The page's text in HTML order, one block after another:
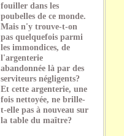
fouiller dans les
poubelles de ce monde.
Mais n'y trouve-t-on
pas quelquefois parmi
les immondices, de
l'argenterie
abandonnée là par des
serviteurs négligents?
Et cette argenterie, une
fois nettoyée, ne brille-
t-elle pas à nouveau sur
la table du maître?